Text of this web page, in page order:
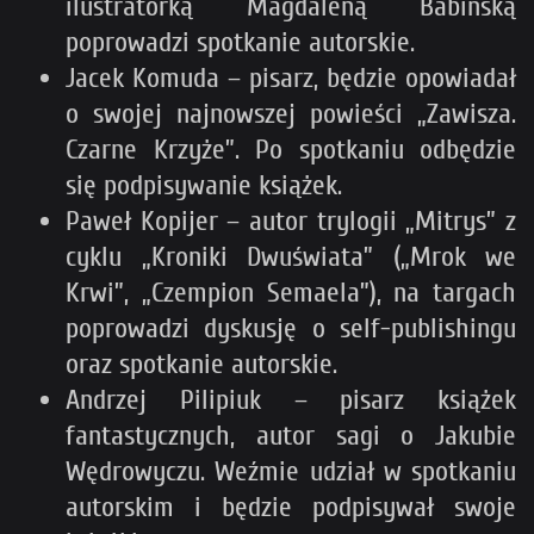
ilustratorką Magdaleną Babińską
poprowadzi spotkanie autorskie.
Jacek Komuda – pisarz, będzie opowiadał
o swojej najnowszej powieści „Zawisza.
Czarne Krzyże”. Po spotkaniu odbędzie
się podpisywanie książek.
Paweł Kopijer – autor trylogii „Mitrys” z
cyklu „Kroniki Dwuświata” („Mrok we
Krwi”, „Czempion Semaela”), na targach
poprowadzi dyskusję o self-publishingu
oraz spotkanie autorskie.
Andrzej Pilipiuk – pisarz książek
fantastycznych, autor sagi o Jakubie
Wędrowyczu. Weźmie udział w spotkaniu
autorskim i będzie podpisywał swoje